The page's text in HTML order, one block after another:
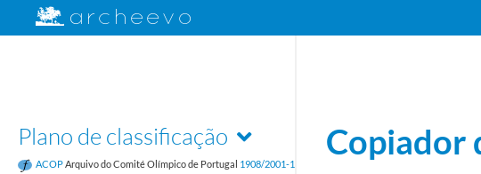
Plano de classificação
ACOPArquivo do Comité Olímpico de Portugal 1908/2001-12-31
Copiador